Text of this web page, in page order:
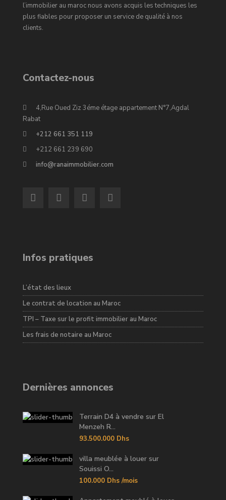
l’immobilier au maroc nous avons acquis les techniques les
plus fiables pour proposer un service de qualité à nos
clients.
Contactez-nous
4,Rue Oued Ziz 3éme étage appartement N°7,Agdal
Rabat
+212 661 351 119
+212 661 239 690
info@ranaimmobilier.com
Infos pratiques
L’état des lieux
Le contrat de location au Maroc
TPI – Taxe sur le profit immobilier au Maroc
Les frais de notaire au Maroc
Dernières annonces
Terrain D4 à vendre sur El
Menzeh R...
93.500.000 Dhs
villa meublée à louer sur
Souissi O...
100.000 Dhs /mois